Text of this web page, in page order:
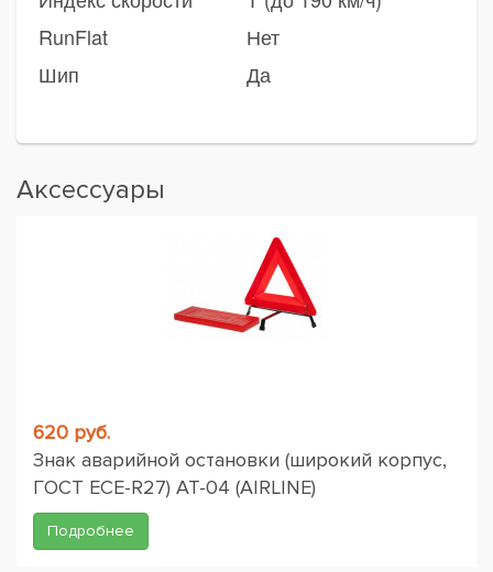
RunFlat
Нет
Шип
Да
Аксессуары
620 руб.
Знак аварийной остановки (широкий корпус,
ГОСТ ЕСЕ-R27) AT-04 (AIRLINE)
Подробнее